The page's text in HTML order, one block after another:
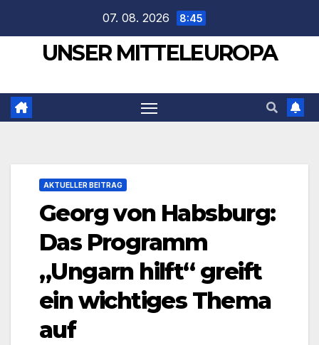
springen
07. 08. 2026 8:45
UNSER MITTELEUROPA
AKTUELLER BEITRAG
Georg von Habsburg:
Das Programm
„Ungarn hilft“ greift
ein wichtiges Thema
auf